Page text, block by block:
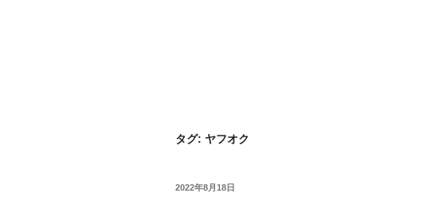
タグ: ヤフオク
投
2022年8月18日